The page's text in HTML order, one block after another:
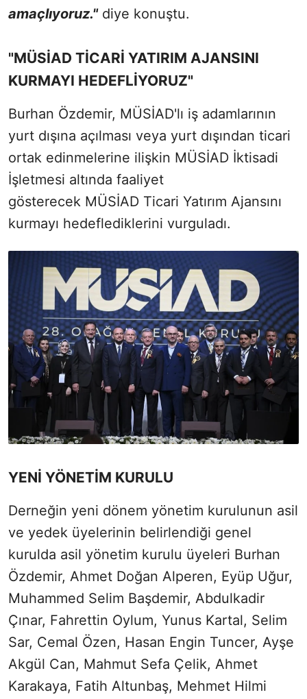
amaçlıyoruz."diye konuştu.
"MÜSİAD TİCARİ YATIRIM AJANSINI
KURMAYI HEDEFLİYORUZ"
Burhan Özdemir, MÜSİAD'lı iş adamlarının
yurt dışına açılması veya yurt dışından ticari
ortak edinmelerine ilişkin MÜSİAD İktisadi
İşletmesi altında faaliyet
gösterecek MÜSİAD Ticari Yatırım Ajansını
kurmayı hedeflediklerini vurguladı.
YENİ YÖNETİM KURULU
Derneğin yeni dönem yönetim kurulunun asil
ve yedek üyelerinin belirlendiği genel
kurulda asil yönetim kurulu üyeleri Burhan
Özdemir, Ahmet Doğan Alperen, Eyüp Uğur,
Muhammed Selim Başdemir, Abdulkadir
Çınar, Fahrettin Oylum, Yunus Kartal, Selim
Sar, Cemal Özen, Hasan Engin Tuncer, Ayşe
Akgül Can, Mahmut Sefa Çelik, Ahmet
Karakaya, Fatih Altunbaş, Mehmet Hilmi